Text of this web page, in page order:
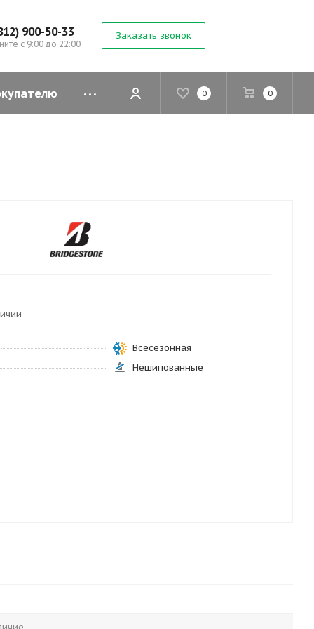
900-50-33
с 9:00 до 22:00
Заказать звонок
0 0
Всесезонная
Нешипованные